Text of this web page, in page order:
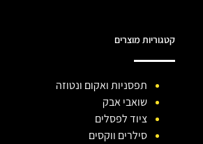
קטגוריות מוצרים
תפסניות ואקום ונטוזה
שואבי אבק
ציוד לפסלים
סילרים ווקסים